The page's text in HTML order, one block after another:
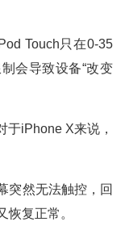
Touch只在0-35
会导致设备“改变
于iPhone X来说，
突然无法触控，回
恢复正常。